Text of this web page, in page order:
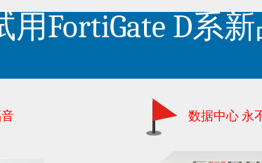
用FortiGate D系
数据中心 永